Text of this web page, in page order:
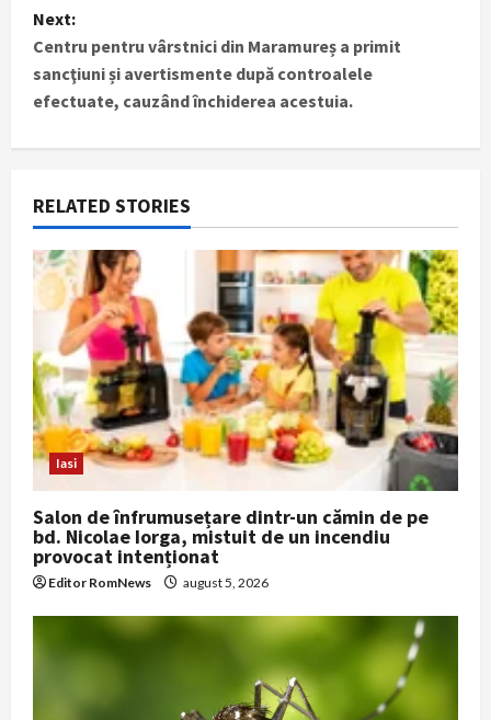
t
n
a
v
i
g
a
t
i
o
n
Next:
Centru pentru vârstnici din Maramureș a primit
sancţiuni și avertismente după controalele
efectuate, cauzând închiderea acestuia.
RELATED STORIES
Iasi
Salon de înfrumusețare dintr-un cămin de pe
bd. Nicolae Iorga, mistuit de un incendiu
provocat intenționat
Editor RomNews august 5, 2026